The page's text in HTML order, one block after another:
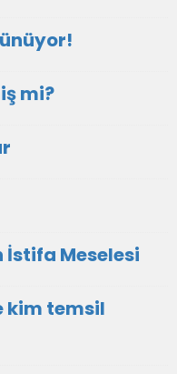
mi?
İstifa Meselesi
kim temsil